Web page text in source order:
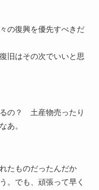
の復興を優先すべきだ
旧はその次でいいと思
の？ 土産物売ったり
あ。
たものだったんだか
。でも、頑張って早く